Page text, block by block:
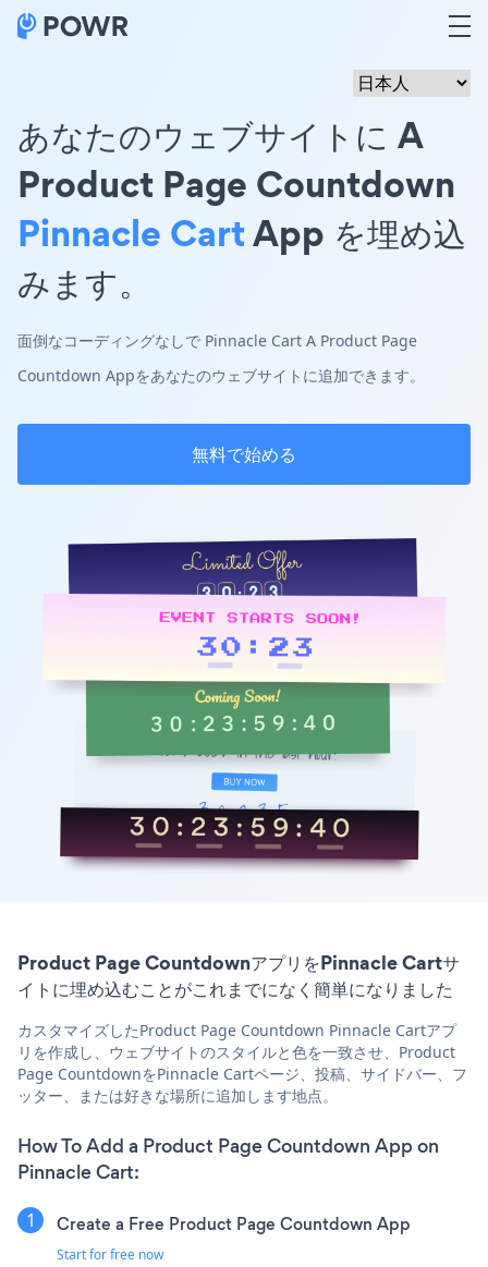
あなたのウェブサイトに A
Product Page Countdown
Pinnacle CartApp を埋め込
みます。
面倒なコーディングなしで Pinnacle Cart A Product Page
Countdown Appをあなたのウェブサイトに追加できます。
無料で始める
Product Page CountdownアプリをPinnacle Cartサ
イトに埋め込むことがこれまでになく簡単になりました
カスタマイズしたProduct Page Countdown Pinnacle Cartアプ
リを作成し、ウェブサイトのスタイルと色を一致させ、Product
Page CountdownをPinnacle Cartページ、投稿、サイドバー、フ
ッター、または好きな場所に追加します地点。
How To Add a Product Page Countdown App on
Pinnacle Cart:
Create a Free Product Page Countdown App
Start for free now